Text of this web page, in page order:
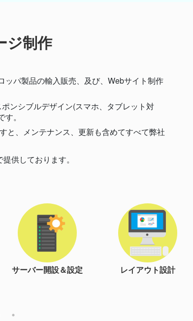
ジ制作
パ製品の輸入販売、及び、Webサイト制作
ンシブルデザイン(スマホ、タブレット対
。
と、メンテナンス、更新も含めてすべて弊社
提供しております。
レイアウト設計
レスポンシブルデザイン